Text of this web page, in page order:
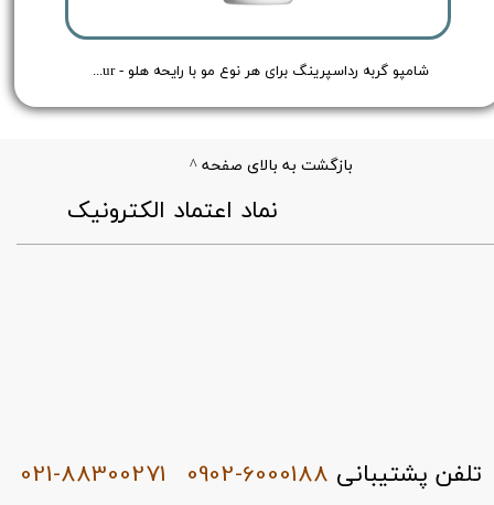
شامپو گربه رداسپرینگ برای هر نوع مو با رایحه هلو - Redspring Cat Shampoo Peach Flavour - حجم 250 میلی لیتر
0902-6000188
بازگشت به بالای صفحه ^
021-88300271
​نماد اعتماد الکترونیک